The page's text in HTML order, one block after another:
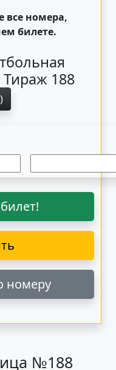
все номера,
билете.
Тираж 188
номеру
№188